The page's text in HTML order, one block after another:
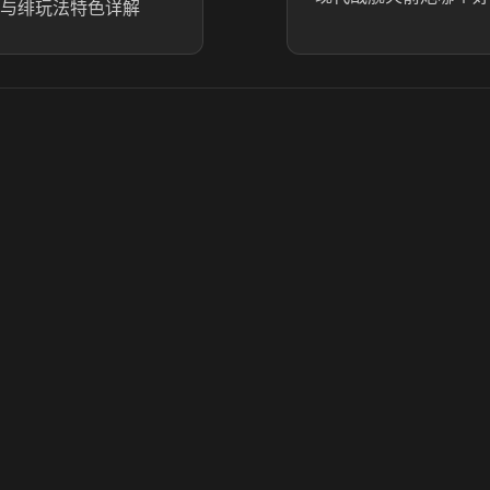
绯玩法特色详解